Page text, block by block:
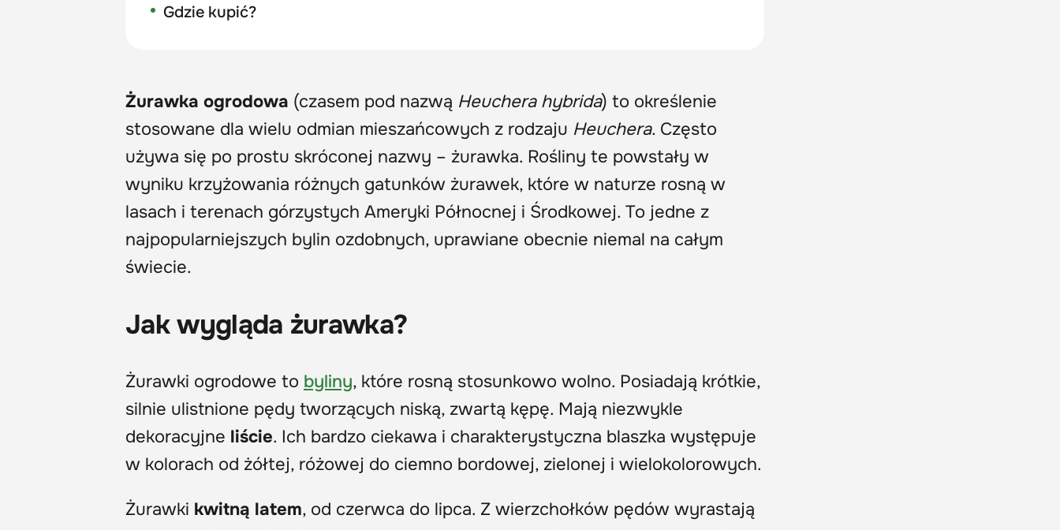
Gdzie kupić?
Żurawka ogrodowa (czasem pod nazwą Heuchera hybrida) to określenie
stosowane dla wielu odmian mieszańcowych z rodzaju Heuchera. Często
używa się po prostu skróconej nazwy – żurawka. Rośliny te powstały w
wyniku krzyżowania różnych gatunków żurawek, które w naturze rosną w
lasach i terenach górzystych Ameryki Północnej i Środkowej. To jedne z
najpopularniejszych bylin ozdobnych, uprawiane obecnie niemal na całym
świecie.
Jak wygląda żurawka?
Żurawki ogrodowe to byliny, które rosną stosunkowo wolno. Posiadają krótkie,
silnie ulistnione pędy tworzących niską, zwartą kępę. Mają niezwykle
dekoracyjne liście. Ich bardzo ciekawa i charakterystyczna blaszka występuje
w kolorach od żółtej, różowej do ciemno bordowej, zielonej i wielokolorowych.
Żurawki kwitną latem, od czerwca do lipca. Z wierzchołków pędów wyrastają